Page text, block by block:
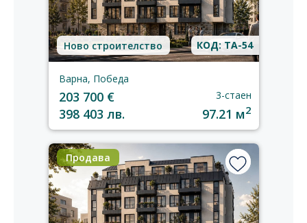
Ново строителство КОД: TA-54
Варна, Победа
203 700 €
398 403 лв.
3-стаен
97.21 м2
Продава